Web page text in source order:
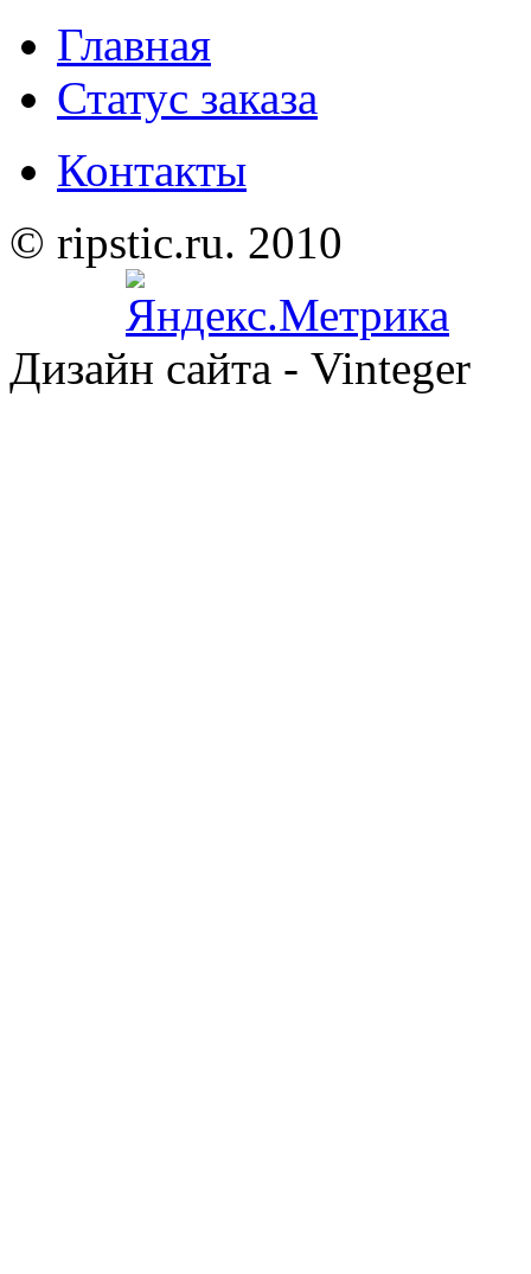
Главная
Статус заказа
Контакты
© ripstic.ru. 2010
Дизайн сайта - Vinteger